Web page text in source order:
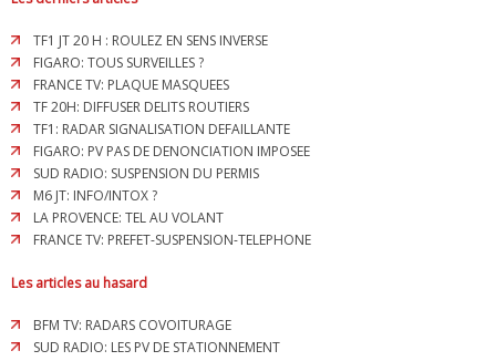
TF1 JT 20 H : ROULEZ EN SENS INVERSE
FIGARO: TOUS SURVEILLES ?
FRANCE TV: PLAQUE MASQUEES
TF 20H: DIFFUSER DELITS ROUTIERS
TF1: RADAR SIGNALISATION DEFAILLANTE
FIGARO: PV PAS DE DENONCIATION IMPOSEE
SUD RADIO: SUSPENSION DU PERMIS
M6 JT: INFO/INTOX ?
LA PROVENCE: TEL AU VOLANT
FRANCE TV: PREFET-SUSPENSION-TELEPHONE
Les articles au hasard
BFM TV: RADARS COVOITURAGE
SUD RADIO: LES PV DE STATIONNEMENT